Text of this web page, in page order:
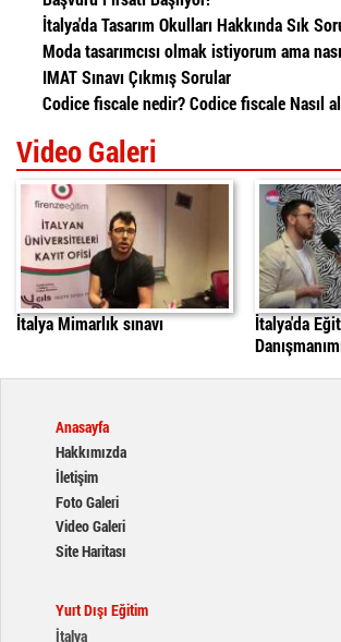
İtalya'da Tasarım Okulları Hakkında Sık
Moda tasarımcısı olmak istiyorum ama
IMAT Sınavı Çıkmış Sorular
Codice fiscale nedir? Codice fiscale Nasıl
Video Galeri
İtalya'da Mimarlık Sınavı
İtalya Mimarlık sınavı
daniele
İtalya'da
Anasayfa
Hakkımızda
İletişim
Foto Galeri
Video Galeri
Site Haritası
Yurt Dışı Eğitim
İtalya